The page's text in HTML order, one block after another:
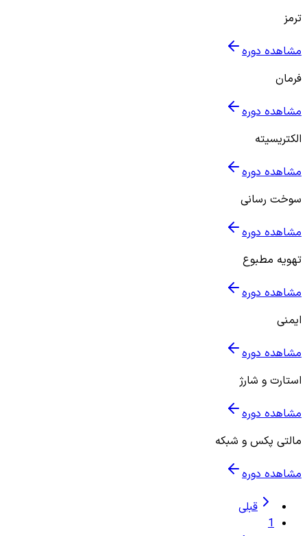
ترمز
مشاهده دوره
فرمان
مشاهده دوره
الکتریسیته
مشاهده دوره
سوخت رسانی
مشاهده دوره
تهویه مطبوع
مشاهده دوره
ایمنی
مشاهده دوره
استارت و شارژ
مشاهده دوره
مالتی پکس و شبکه
مشاهده دوره
قبلی
1